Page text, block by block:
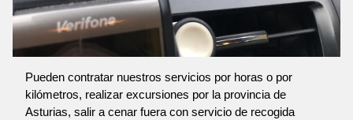
Pueden contratar nuestros servicios por horas o por
kilómetros, realizar excursiones por la provincia de
Asturias, salir a cenar fuera con servicio de recogida